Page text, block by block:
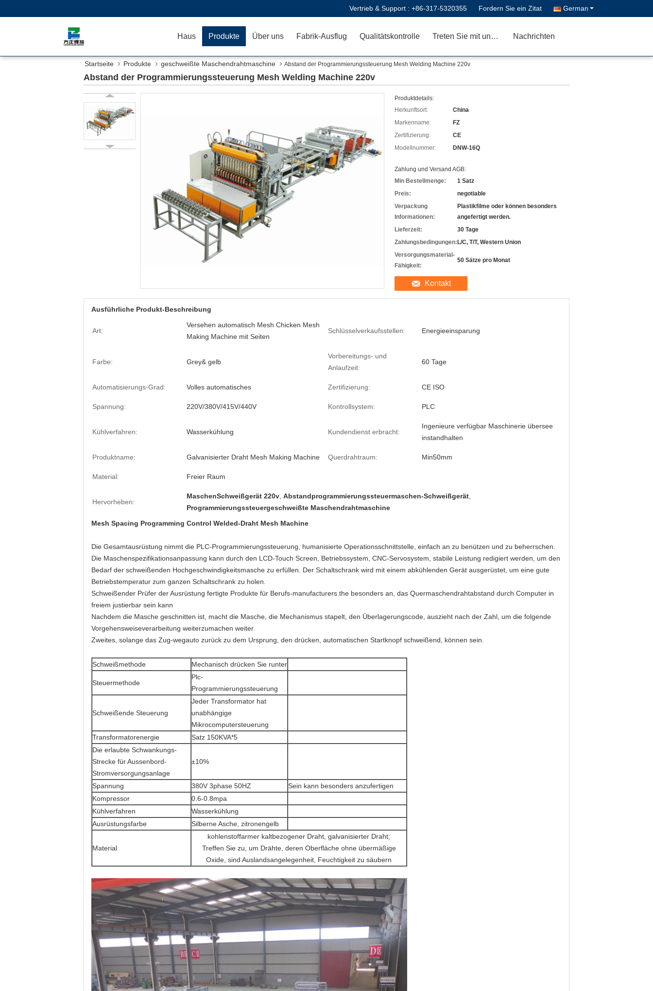
Vertrieb & Support : +86-317-5320355 Fordern Sie ein Zitat German
Haus Produkte Über uns Fabrik-Ausflug Qualitätskontrolle Treten Sie mit uns in Verbindung Nachrichten
Startseite Produkte geschweißte Maschendrahtmaschine Abstand der Programmierungssteuerung Mesh Welding Machine 220v
Abstand der Programmierungssteuerung Mesh Welding Machine 220v
Produktdetails:
Herkunftsort:
China
Markenname:
FZ
Zertifizierung:
CE
Modellnummer:
DNW-16Q
Zahlung und Versand AGB:
Min Bestellmenge:
1 Satz
Preis:
negotiable
Verpackung
Informationen:
Plastikfilme oder können besonders
angefertigt werden.
Lieferzeit:
30 Tage
Zahlungsbedingungen: L/C, T/T, Western Union
Versorgungsmaterial-
Fähigkeit:
50 Sätze pro Monat
Kontakt
Ausführliche Produkt-Beschreibung
Art:
Versehen automatisch Mesh Chicken Mesh
Making Machine mit Seiten
Schlüsselverkaufsstellen: Energieeinsparung
Farbe: Grey& gelb
Vorbereitungs- und
Anlaufzeit:
60 Tage
Automatisierungs-Grad: Volles automatisches Zertifizierung: CE ISO
Spannung: 220V/380V/415V/440V Kontrollsystem: PLC
Kühlverfahren: Wasserkühlung Kundendienst erbracht:
Ingenieure verfügbar Maschinerie übersee
instandhalten
Produktname: Galvanisierter Draht Mesh Making Machine Querdrahtraum: Min50mm
Material: Freier Raum
Hervorheben:
MaschenSchweißgerät 220v Abstandprogrammierungssteuermaschen-Schweißgerät
Programmierungssteuergeschweißte Maschendrahtmaschine
Mesh Spacing Programming Control Welded-Draht Mesh Machine
Die Gesamtausrüstung nimmt die PLC-Programmierungssteuerung, humanisierte Operationsschnittstelle, einfach an zu benützen und zu beherrschen.
Die Maschenspezifikationsanpassung kann durch den LCD-Touch Screen, Betriebssystem, CNC-Servosystem, stabile Leistung redigiert werden, um den
Bedarf der schweißenden Hochgeschwindigkeitsmasche zu erfüllen. Der Schaltschrank wird mit einem abkühlenden Gerät ausgerüstet, um eine gute
Betriebstemperatur zum ganzen Schaltschrank zu holen.
Schweißender Prüfer der Ausrüstung fertigte Produkte für Berufs-manufacturers.the besonders an, das Quermaschendrahtabstand durch Computer in
freiem justierbar sein kann
Nachdem die Masche geschnitten ist, macht die Masche, die Mechanismus stapelt, den Überlagerungscode, auszieht nach der Zahl, um die folgende
Vorgehensweiseverarbeitung weiterzumachen weiter.
Zweites, solange das Zug-wegauto zurück zu dem Ursprung, den drücken, automatischen Startknopf schweißend, können sein.
Schweißmethode Mechanisch drücken Sie runter
Steuermethode
Plc-
Programmierungssteuerung
Schweißende Steuerung
Jeder Transformator hat
unabhängige
Mikrocomputersteuerung
Transformatorenergie
Satz 150KVA*5
Die erlaubte Schwankungs-
Strecke für Aussenbord-
Stromversorgungsanlage
±10%
Spannung 380V 3phase 50HZ
Sein kann besonders anzufertigen
Kompressor
0.6-0.8mpa
Kühlverfahren
Wasserkühlung
Ausrüstungsfarbe
Silberne Asche, zitronengelb
Material
kohlenstoffarmer kaltbezogener Draht, galvanisierter Draht;
Treffen Sie zu, um Drähte, deren Oberfläche ohne übermäßige
Oxide, sind Auslandsangelegenheit, Feuchtigkeit zu säubern